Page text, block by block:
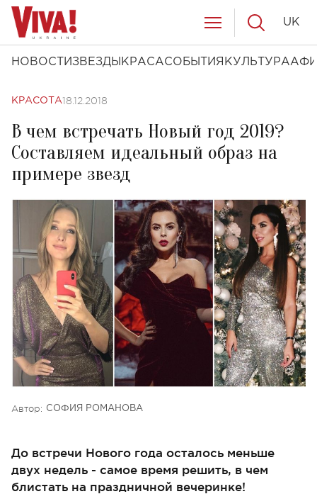
НОВОСТИ ЗВЕЗДЫ КРАСАСОБЫТИЯ КУЛЬТУРА
UK
КРАСОТА18.12.2018
В чем встречать Новый год 2019?
Составляем идеальный образ на
примере звезд
Автор: СОФИЯ РОМАНОВА
До встречи Нового года осталось меньше
двух недель - самое время решить, в чем
блистать на праздничной вечеринке!